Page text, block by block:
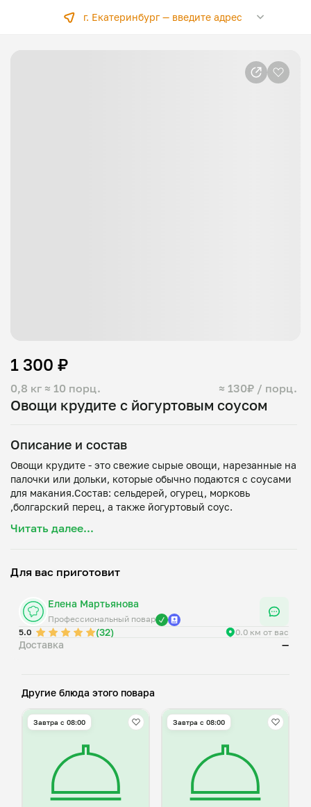
г. Екатеринбург —введите адрес
Овощи крудите с йогуртовым соусом
0,8 кг ≈ 10 порц. ≈ 130₽ / порц.
1 300 ₽
Описание и состав
Овощи крудите - это свежие сырые овощи, нарезанные на
палочки или дольки, которые обычно подаются с соусами
для макания.Состав: сельдерей, огурец, морковь
Читать далее...
Для вас приготовит
Елена Мартьянова
Профессиональный повар
5.0
(32) 0.0 км от вас
Доставка —
Другие блюда этого повара
Завтра c 08:00 Завтра c 08:00